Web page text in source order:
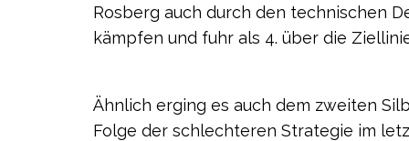
Rosberg auch durch den technischen
kämpfen und fuhr als 4. über die
Ähnlich erging es auch dem zweiten
Folge der schlechteren Strategie im